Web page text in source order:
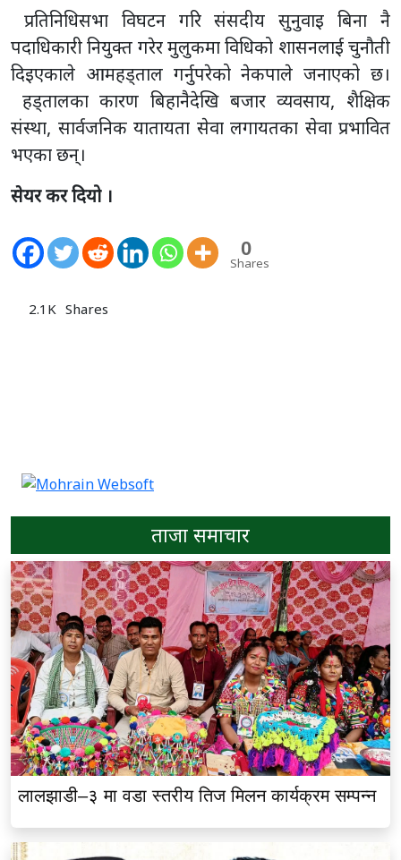
प्रतिनिधिसभा विघटन गरि संसदीय सुनुवाइ बिना नै
पदाधिकारी नियुक्त गरेर मुलुकमा विधिको शासनलाई चुनौती
दिइएकाले आमहड्ताल गर्नुपरेको नेकपाले जनाएको छ।
हड्तालका कारण बिहानैदेखि बजार व्यवसाय, शैक्षिक
संस्था, सार्वजनिक यातायता सेवा लगायतका सेवा प्रभावित
भएका छन्।
सेयर कर दियो ।
0
Shares
2.1K Shares
ताजा समाचार
लालझाडी–३ मा वडा स्तरीय तिज मिलन कार्यक्रम सम्पन्न